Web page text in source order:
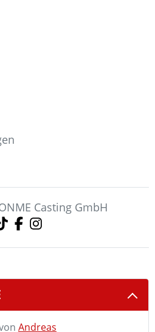
Casting GmbH
Andreas